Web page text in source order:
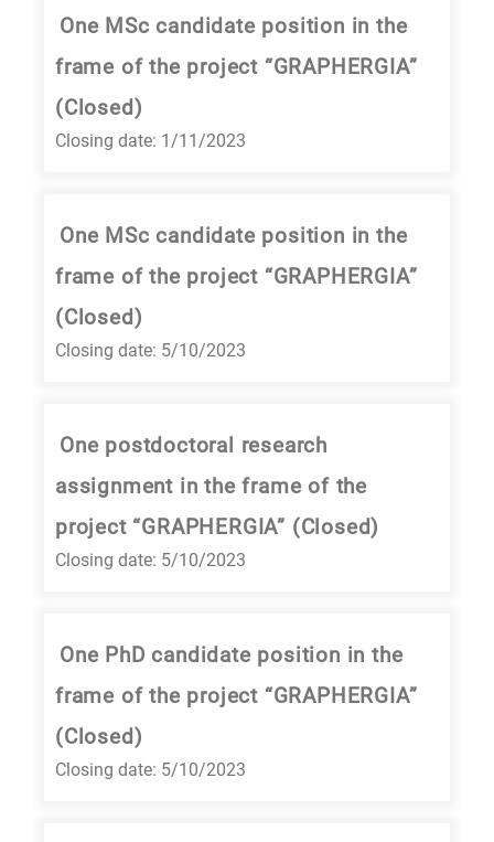
One MSc candidate position in the
frame of the project “GRAPHERGIA”
(Closed)
Closing date: 1/11/2023
One MSc candidate position in the
frame of the project “GRAPHERGIA”
(Closed)
Closing date: 5/10/2023
One postdoctoral research
assignment in the frame of the
project “GRAPHERGIA” (Closed)
Closing date: 5/10/2023
One PhD candidate position in the
frame of the project “GRAPHERGIA”
(Closed)
Closing date: 5/10/2023